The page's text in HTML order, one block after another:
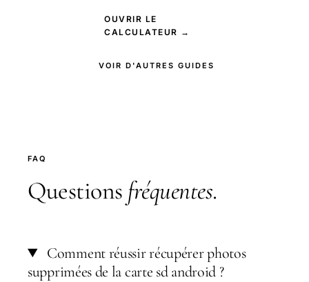
OUVRIR LE
CALCULATEUR →
VOIR D'AUTRES GUIDES
FAQ
Questions fréquentes.
Comment réussir récupérer photos
supprimées de la carte sd android ?